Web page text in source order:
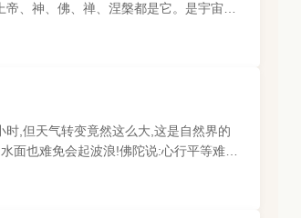
、神、佛、禅、涅槃都是它。是宇宙的
,但天气转变竟然这么大,这是自然界的
面也难免会起波浪!佛陀说:心行平等难。